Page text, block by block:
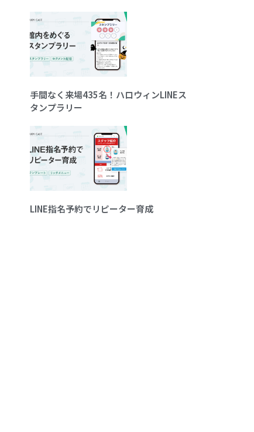
手間なく来場435名！ハロウィンLINEス
タンプラリー
LINE指名予約でリピーター育成